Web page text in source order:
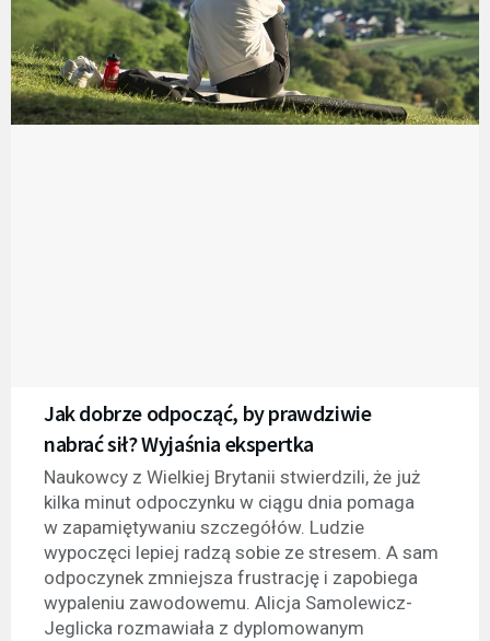
Jak dobrze odpocząć, by prawdziwie
nabrać sił? Wyjaśnia ekspertka
Naukowcy z Wielkiej Brytanii stwierdzili, że już
kilka minut odpoczynku w ciągu dnia pomaga
w zapamiętywaniu szczegółów. Ludzie
wypoczęci lepiej radzą sobie ze stresem. A sam
odpoczynek zmniejsza frustrację i zapobiega
wypaleniu zawodowemu. Alicja Samolewicz-
Jeglicka rozmawiała z dyplomowanym